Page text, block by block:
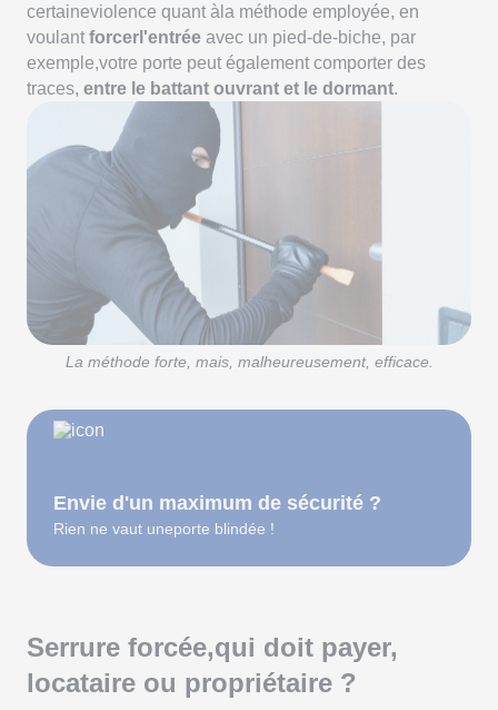
certaineviolence quant àla méthode employée, en
voulant forcerl'entrée avec un pied-de-biche, par
exemple,votre porte peut également comporter des
traces, entre le battant ouvrant et le dormant.
La méthode forte, mais, malheureusement, efficace.
Envie d'un maximum de sécurité ?
Rien ne vaut uneporte blindée !
Serrure forcée,qui doit payer,
locataire ou propriétaire ?